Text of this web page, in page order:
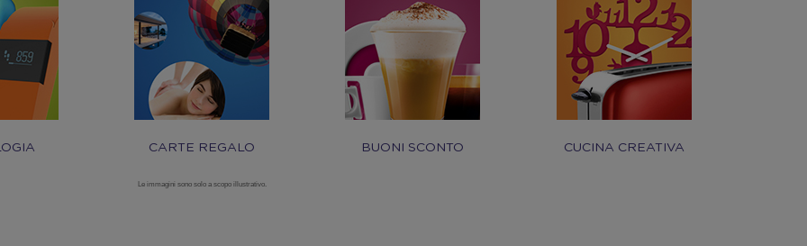
CARTE REGALO BUONI SCONTO CUCINA CREATIVA
Le immagini sono solo a scopo illustrativo.